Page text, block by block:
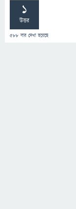
1
উত্তর
588 বার দেখা হয়েছে